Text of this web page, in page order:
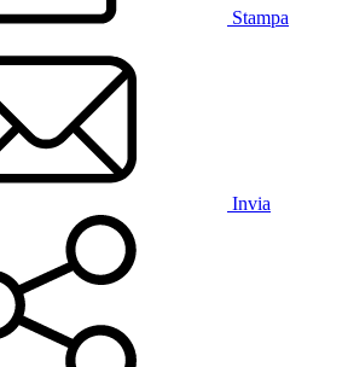
Stampa
Invia